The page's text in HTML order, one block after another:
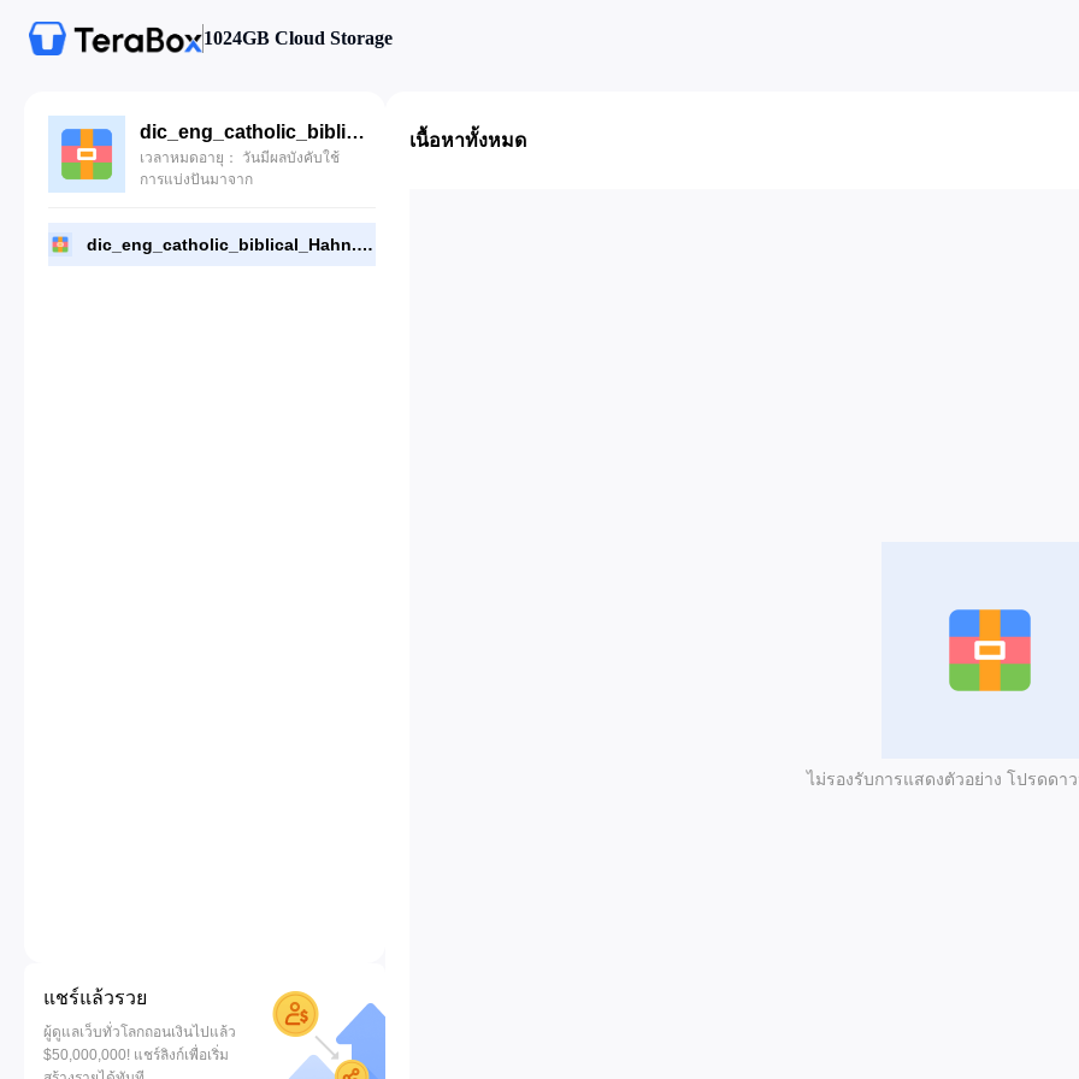
1024GB Cloud Storage
dic_eng_catholic_biblical_Hahn.zip
เวลาหมดอายุ： วันมีผลบังคับใช้
การแบ่งปันมาจาก
dic_eng_catholic_biblical_Hahn.zip
แชร์แล้วรวย
ผู้ดูแลเว็บทั่วโลกถอนเงินไปแล้ว
$50,000,000! แชร์ลิงก์เพื่อเริ่ม
เนื้อหาทั้งหมด
ไม่รองรับการแสดงตัวอย่าง โปรดดา